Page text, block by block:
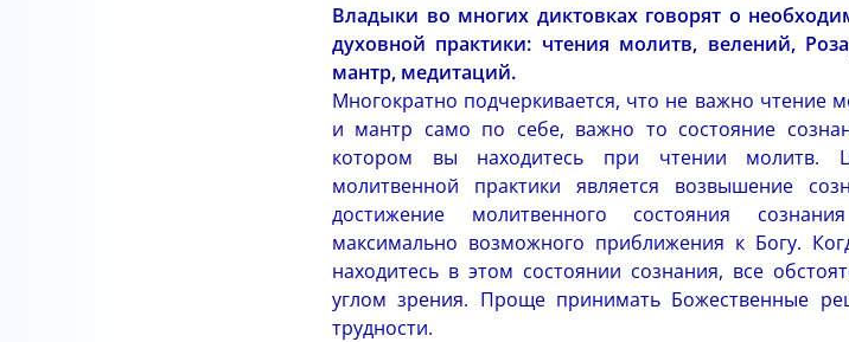
Владыки во многих диктовках говорят о
духовной практики: чтения молитв, велений,
мантр, медитаций.
Многократно подчеркивается, что не важно чтение
и мантр само по себе, важно то состояние
котором вы находитесь при чтении молитв.
молитвенной практики является возвышение
достижение молитвенного состояния
максимально возможного приближения к Богу.
находитесь в этом состоянии сознания, все
углом зрения. Проще принимать Божественные
трудности.